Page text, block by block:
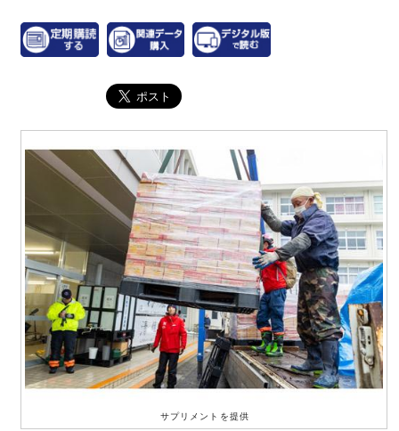
サプリメントを提供